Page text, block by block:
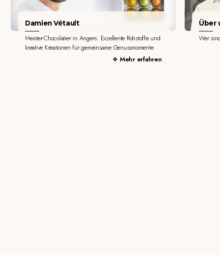
Damien Vétault
Meister-Chocolatier in Angers. Exzellente Rohstoffe und
kreative Kreationen für gemeinsame Genussmomente
Mehr erfahren
Über
Wer